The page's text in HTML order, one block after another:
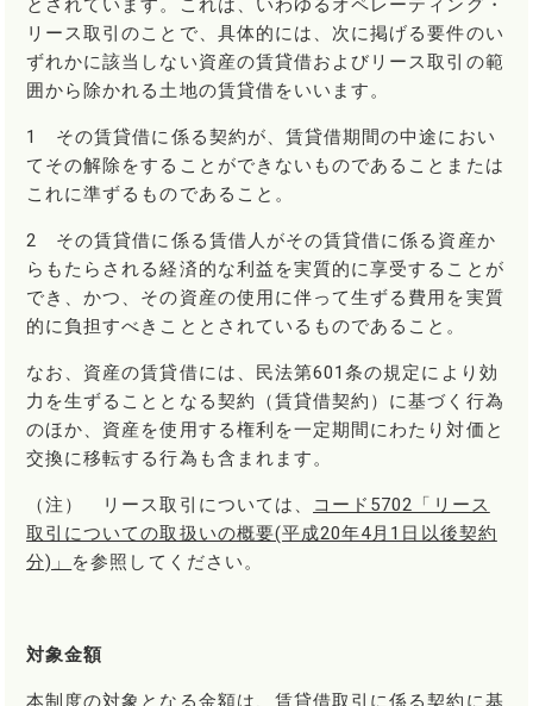
とされています。これは、いわゆるオペレーティング・
リース取引のことで、具体的には、次に掲げる要件のい
ずれかに該当しない資産の賃貸借およびリース取引の範
囲から除かれる土地の賃貸借をいいます。
1 その賃貸借に係る契約が、賃貸借期間の中途におい
てその解除をすることができないものであることまたは
これに準ずるものであること。
2 その賃貸借に係る賃借人がその賃貸借に係る資産か
らもたらされる経済的な利益を実質的に享受することが
でき、かつ、その資産の使用に伴って生ずる費用を実質
的に負担すべきこととされているものであること。
なお、資産の賃貸借には、民法第601条の規定により効
力を生ずることとなる契約（賃貸借契約）に基づく行為
のほか、資産を使用する権利を一定期間にわたり対価と
交換に移転する行為も含まれます。
（注） リース取引については、
コード5702「リース
取引についての取扱いの概要(平成20年4月1日以後契約
分)」 を参照してください。
対象金額
本制度の対象となる金額は、賃貸借取引に係る契約に基